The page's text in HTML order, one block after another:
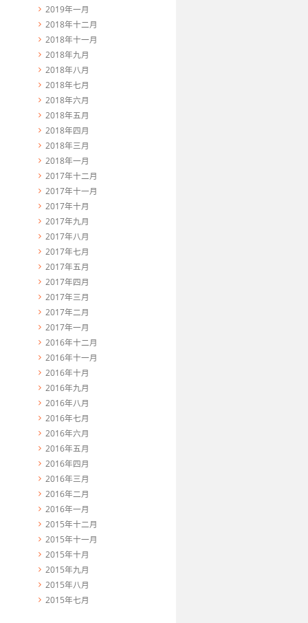
2019年一月
2018年十二月
2018年十一月
2018年九月
2018年八月
2018年七月
2018年六月
2018年五月
2018年四月
2018年三月
2018年一月
2017年十二月
2017年十一月
2017年十月
2017年九月
2017年八月
2017年七月
2017年五月
2017年四月
2017年三月
2017年二月
2017年一月
2016年十二月
2016年十一月
2016年十月
2016年九月
2016年八月
2016年七月
2016年六月
2016年五月
2016年四月
2016年三月
2016年二月
2016年一月
2015年十二月
2015年十一月
2015年十月
2015年九月
2015年八月
2015年七月